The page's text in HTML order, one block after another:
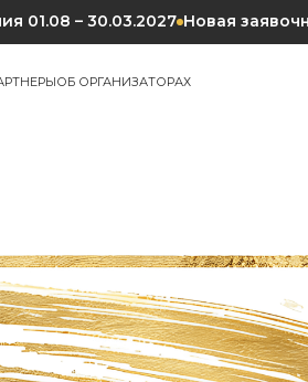
01.08 – 30.03.2027 Новая
ОБ ОРГАНИЗАТОРАХ